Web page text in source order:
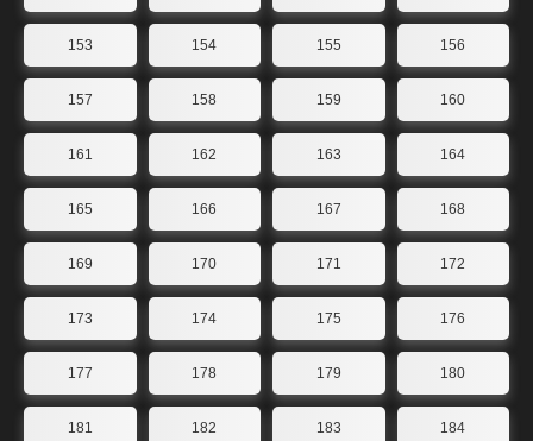
153 154 155 156
157 158 159 160
161 162 163 164
165 166 167 168
169 170 171 172
173 174 175 176
177 178 179 180
181 182 183 184